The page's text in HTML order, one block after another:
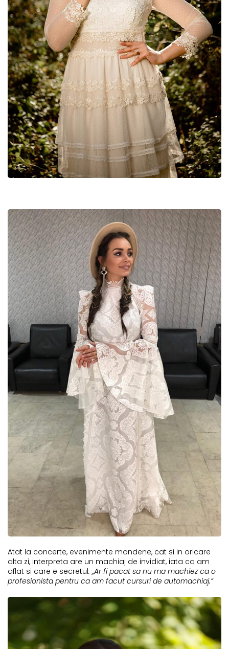
Atat la concerte, evenimente mondene, cat si in oricare
alta zi, interpreta are un machiaj de invidiat, iata ca am
aflat si care e secretul: „Ar fi pacat sa nu ma machiez ca o
profesionista pentru ca am facut cursuri de automachiaj.”